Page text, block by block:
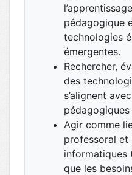
pédagogique
technologies
émergentes.
Rechercher,
des
s’alignent
Agir comme
professoral et
informatiques
que les